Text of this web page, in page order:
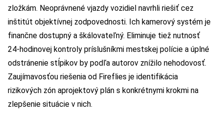
zložkám. Neoprávnené vjazdy vozidiel navrhli riešiť cez
inštitút objektívnej zodpovednosti. Ich kamerový systém je
finančne dostupný a škálovateľný. Eliminuje tiež nutnosť
24-hodinovej kontroly príslušníkmi mestskej polície a úplné
odstránenie stĺpikov by podľa autorov znížilo nehodovosť.
Zaujímavosťou riešenia od Fireflies je identifikácia
rizikových zón aprojektový plán s konkrétnymi krokmi na
zlepšenie situácie v nich.